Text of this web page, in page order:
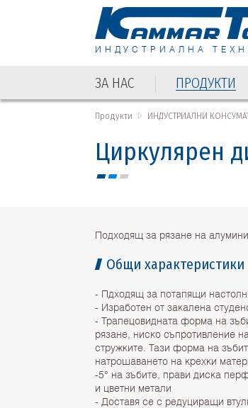
ИНДУСТРИАЛНА
ЗА НАС ПРОДУКТИ
ЗА НАС ПРОДУКТИ
Продукти ИНДУСТРИАЛНИ
Циркулярен
Подходящ за рязане на
Общи характеристики
- Пдходящ за потапящи
- Изработен от закалена
- Трапецовидната форма на
рязане, ниско съпротивление
стружките. Тази форма на
натрошаването на крехки
-5° на зъбите, прави диска
и цветни метали
- Доставя се с редуциращи